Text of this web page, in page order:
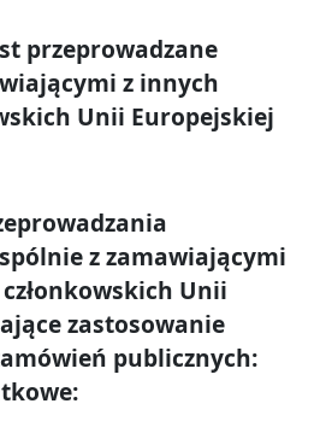
przeprowadzane
z innych
Unii Europejskiej
z zamawiającymi
Unii
zastosowanie
publicznych: